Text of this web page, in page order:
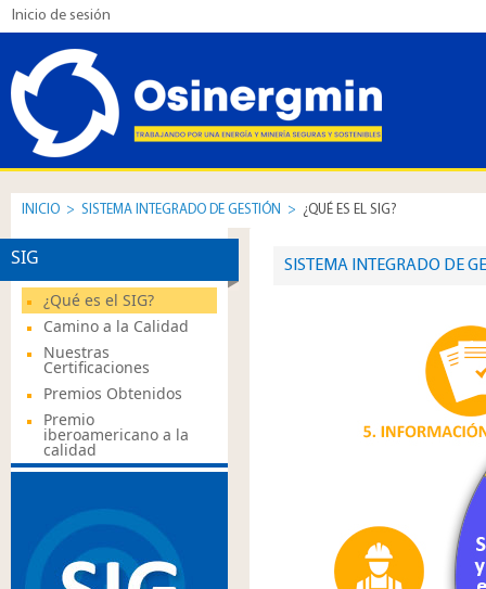
Inicio de sesión
INICIO > SISTEMA INTEGRADO DE GESTIÓN > ¿QUÉ ES EL SIG?
¿Qué es el SIG?
Camino a la Calidad
Nuestras
Certificaciones
Premios Obtenidos
Premio
iberoamericano a la
calidad
SIG ​SISTEMA INTEGRADO DE